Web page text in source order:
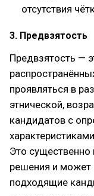
отсутствия
3. Предвзятость
Предвзятость —
проявляться в
этнической,
кандидатов с
Это существенно
решения и может
подходящие